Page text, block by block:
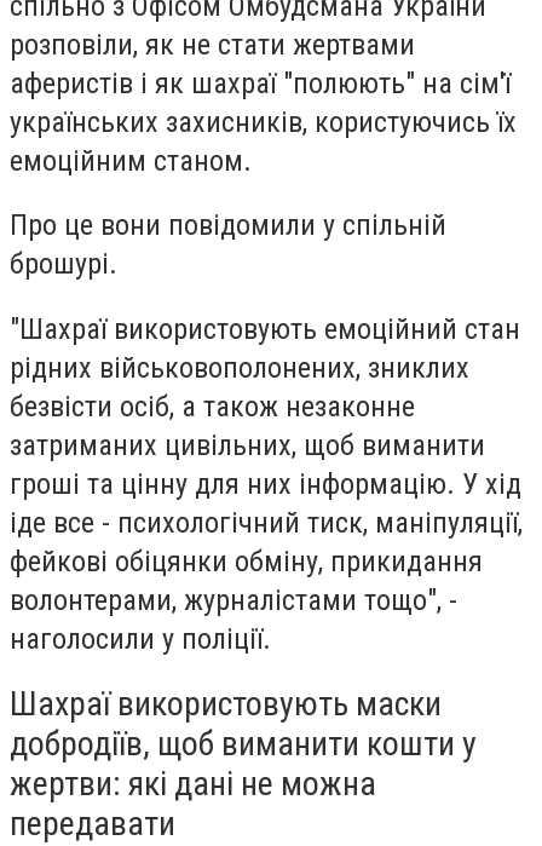
розповіли, як не стати жертвами
аферистів і як шахраї "полюють" на сім'ї
українських захисників, користуючись їх
емоційним станом.
Про це вони повідомили у спільній
брошурі.
"Шахраї використовують емоційний стан
рідних військовополонених, зниклих
безвісти осіб, а також незаконне
затриманих цивільних, щоб виманити
гроші та цінну для них інформацію. У хід
іде все - психологічний тиск, маніпуляції,
фейкові обіцянки обміну, прикидання
волонтерами, журналістами тощо", -
наголосили у поліції.
Шахраї використовують маски
добродіїв, щоб виманити кошти у
жертви: які дані не можна
передавати